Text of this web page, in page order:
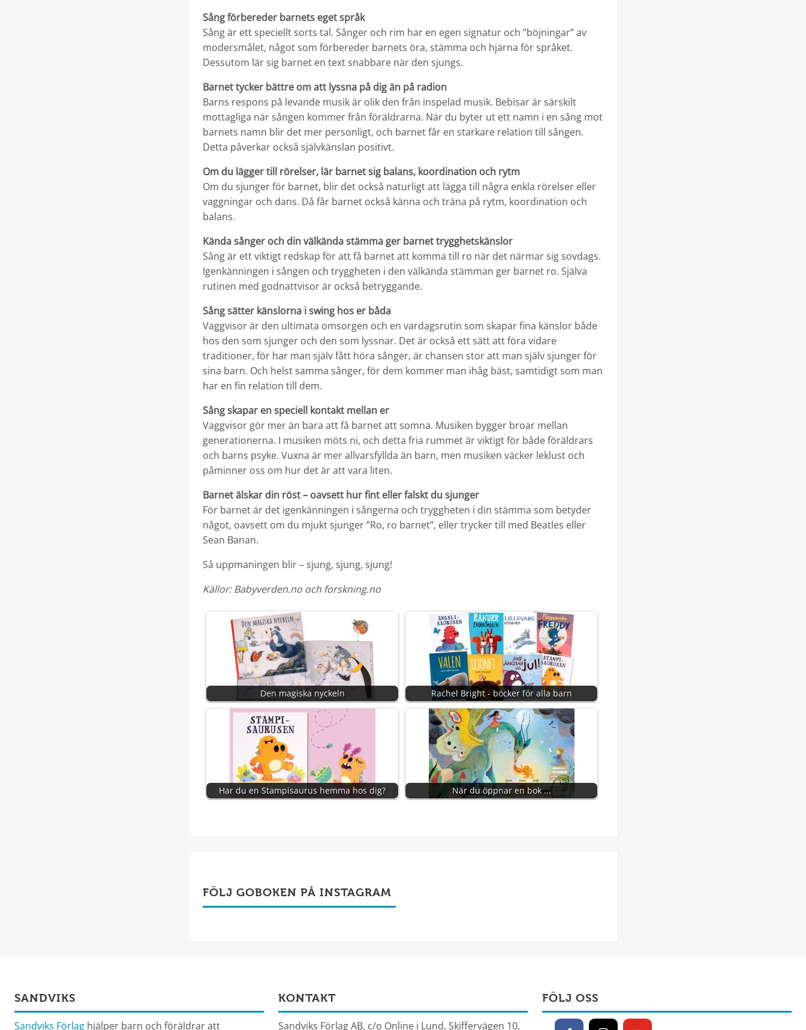
Sång förbereder barnets eget språk
Sång är ett speciellt sorts tal. Sånger och rim har en egen signatur och ”böjningar” av
modersmålet, något som förbereder barnets öra, stämma och hjärna för språket.
Dessutom lär sig barnet en text snabbare när den sjungs.
Barnet tycker bättre om att lyssna på dig än på radion
Barns respons på levande musik är olik den från inspelad musik. Bebisar är särskilt
mottagliga när sången kommer från föräldrarna. När du byter ut ett namn i en sång mot
barnets namn blir det mer personligt, och barnet får en starkare relation till sången.
Detta påverkar också självkänslan positivt.
Om du lägger till rörelser, lär barnet sig balans, koordination och rytm
Om du sjunger för barnet, blir det också naturligt att lägga till några enkla rörelser eller
vaggningar och dans. Då får barnet också känna och träna på rytm, koordination och
balans.
Kända sånger och din välkända stämma ger barnet trygghetskänslor
Sång är ett viktigt redskap för att få barnet att komma till ro när det närmar sig sovdags.
Igenkänningen i sången och tryggheten i den välkända stämman ger barnet ro. Själva
rutinen med godnattvisor är också betryggande.
Sång sätter känslorna i swing hos er båda
Vaggvisor är den ultimata omsorgen och en vardagsrutin som skapar fina känslor både
hos den som sjunger och den som lyssnar. Det är också ett sätt att föra vidare
traditioner, för har man själv fått höra sånger, är chansen stor att man själv sjunger för
sina barn. Och helst samma sånger, för dem kommer man ihåg bäst, samtidigt som man
har en fin relation till dem.
Sång skapar en speciell kontakt mellan er
Vaggvisor gör mer än bara att få barnet att somna. Musiken bygger broar mellan
generationerna. I musiken möts ni, och detta fria rummet är viktigt för både föräldrars
och barns psyke. Vuxna är mer allvarsfyllda än barn, men musiken väcker leklust och
påminner oss om hur det är att vara liten.
Barnet älskar din röst – oavsett hur fint eller falskt du sjunger
För barnet är det igenkänningen i sångerna och tryggheten i din stämma som betyder
något, oavsett om du mjukt sjunger ”Ro, ro barnet”, eller trycker till med Beatles eller
Sean Banan.
Så uppmaningen blir – sjung, sjung, sjung!
Källor: Babyverden.no och forskning.no
Den magiska nyckeln Rachel Bright - böcker för alla barn
Har du en Stampisaurus hemma hos dig? När du öppnar en bok ...
FÖLJ GOBOKEN PÅ INSTAGRAM
SANDVIKS
Sandviks Förlag hjälper barn och föräldrar att
KONTAKT
Sandviks Förlag AB, c/o Online i Lund, Skiffervägen 10,
FÖLJ OSS